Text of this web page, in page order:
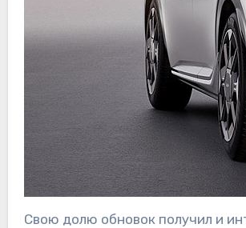
Свою долю обновок получил и